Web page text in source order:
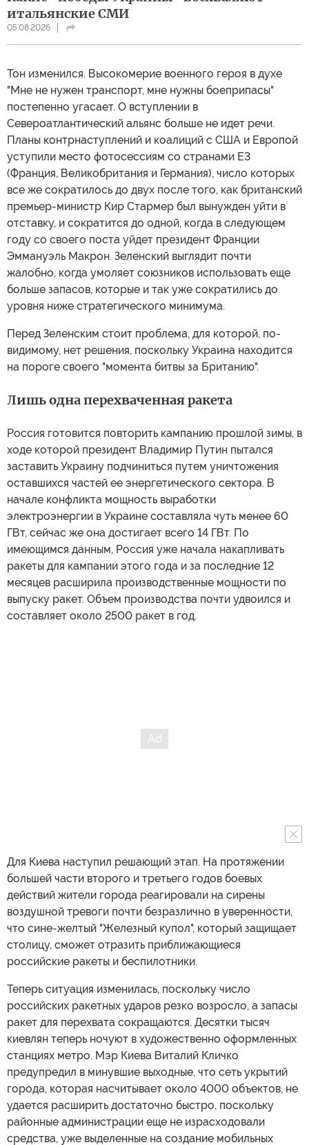
итальянские СМИ
05.08.2026
Тон изменился. Высокомерие военного героя в духе
"Мне не нужен транспорт, мне нужны боеприпасы"
постепенно угасает. О вступлении в
Североатлантический альянс больше не идет речи.
Планы контрнаступлений и коалиций с США и Европой
уступили место фотосессиям со странами Е3
(Франция, Великобритания и Германия), число которых
все же сократилось до двух после того, как британский
премьер-министр Кир Стармер был вынужден уйти в
отставку, и сократится до одной, когда в следующем
году со своего поста уйдет президент Франции
Эммануэль Макрон. Зеленский выглядит почти
жалобно, когда умоляет союзников использовать еще
больше запасов, которые и так уже сократились до
уровня ниже стратегического минимума.
Перед Зеленским стоит проблема, для которой, по-
видимому, нет решения, поскольку Украина находится
на пороге своего "момента битвы за Британию".
Лишь одна перехваченная ракета
Россия готовится повторить кампанию прошлой зимы, в
ходе которой президент Владимир Путин пытался
заставить Украину подчиниться путем уничтожения
оставшихся частей ее энергетического сектора. В
начале конфликта мощность выработки
электроэнергии в Украине составляла чуть менее 60
ГВт, сейчас же она достигает всего 14 ГВт. По
имеющимся данным, Россия уже начала накапливать
ракеты для кампании этого года и за последние 12
месяцев расширила производственные мощности по
выпуску ракет. Объем производства почти удвоился и
составляет около 2500 ракет в год.
Для Киева наступил решающий этап. На протяжении
большей части второго и третьего годов боевых
действий жители города реагировали на сирены
воздушной тревоги почти безразлично в уверенности,
что сине-желтый "Железный купол", который защищает
столицу, сможет отразить приближающиеся
российские ракеты и беспилотники.
Теперь ситуация изменилась, поскольку число
российских ракетных ударов резко возросло, а запасы
ракет для перехвата сокращаются. Десятки тысяч
киевлян теперь ночуют в художественно оформленных
станциях метро. Мэр Киева Виталий Кличко
предупредил в минувшие выходные, что сеть укрытий
города, которая насчитывает около 4000 объектов, не
удается расширить достаточно быстро, поскольку
районные администрации еще не израсходовали
средства, уже выделенные на создание мобильных